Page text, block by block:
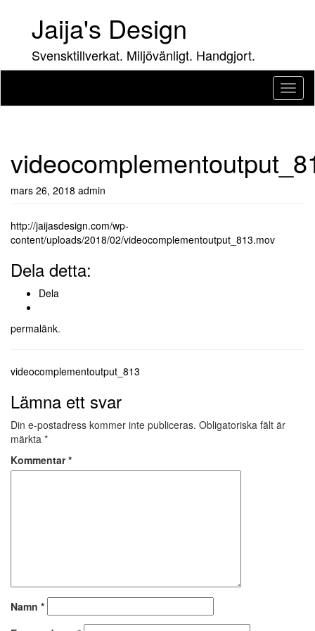
innehållJaija's Design
Svensktillverkat. Miljövänligt. Handgjort.
Slå
på/av
mars 26, 2018 admin
http://jaijasdesign.com/wp-
content/uploads/2018/02/videocomplementoutput_813.mov
Dela detta:
Dela
permalänk.
Inläggsnavigering
videocomplementoutput_813
Lämna ett svar
Din e-postadress kommer inte publiceras. Obligatoriska fält är
märkta *
Kommentar*
Namn *